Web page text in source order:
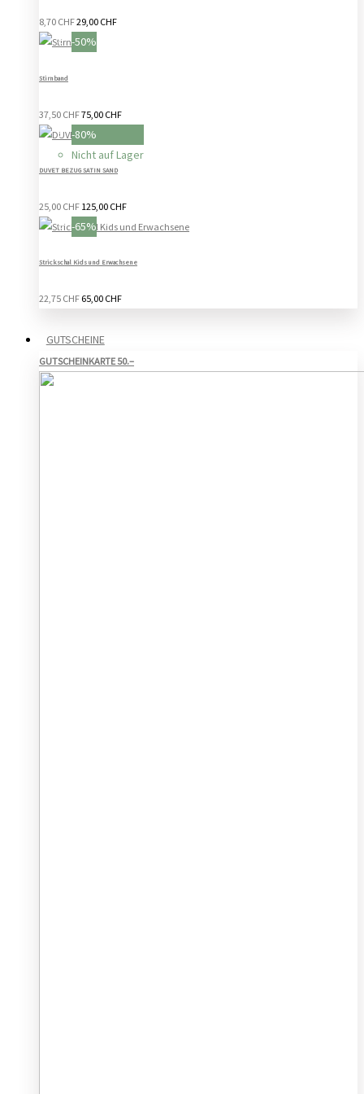
8,70 CHF29,00 CHF
-50%
Stirnband
37,50 CHF75,00 CHF
-80%
Nicht auf Lager
DUVET BEZUG SATIN SAND
25,00 CHF 125,00 CHF
-65%
Strickschal Kids und Erwachsene
22,75 CHF 65,00 CHF
GUTSCHEINE
GUTSCHEINKARTE 50.–